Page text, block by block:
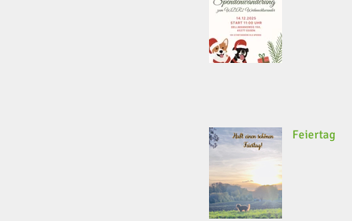
Feiertag